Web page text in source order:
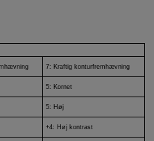
7: Kraftig konturfremhævning
5: Kornet
5: Høj
+4: Høj kontrast